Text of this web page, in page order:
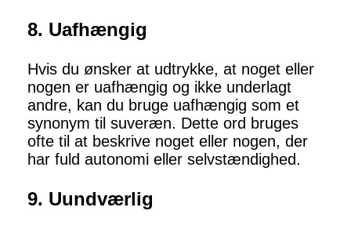
8. Uafhængig
Hvis du ønsker at udtrykke, at noget eller
nogen er uafhængig og ikke underlagt
andre, kan du bruge uafhængig som et
synonym til suveræn. Dette ord bruges
ofte til at beskrive noget eller nogen, der
har fuld autonomi eller selvstændighed.
9. Uundværlig